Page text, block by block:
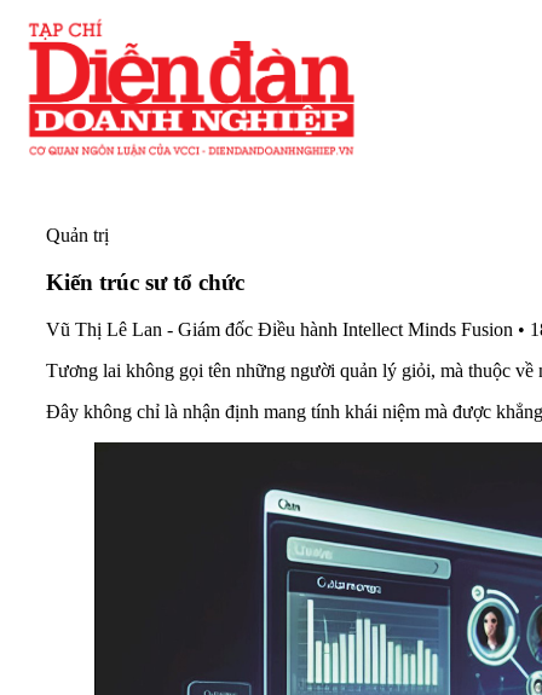
Quản trị
Kiến trúc sư tổ chức
Vũ Thị Lê Lan - Giám đốc Điều hành Intellect Minds Fusion •
Tương lai không gọi tên những người quản lý giỏi, mà thuộc về
Đây không chỉ là nhận định mang tính khái niệm mà được